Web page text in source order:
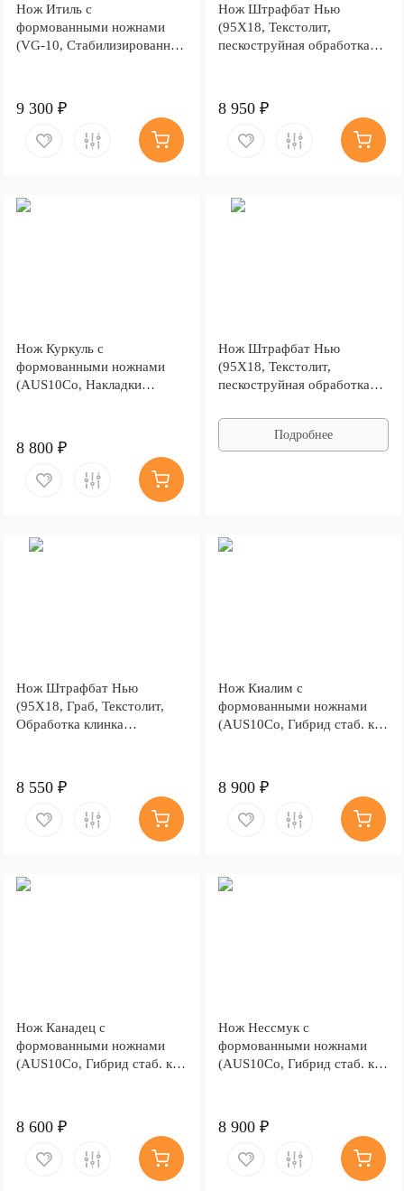
Нож Итиль с
формованными ножнами
(VG-10, Стабилизированный
Stonewash)
9 300 ₽
Нож Штрафбат Нью
(95Х18, Текстолит,
пескоструйная обработка
Stonewash)
8 950 ₽
Нож Куркуль с
формованными ножнами
(AUS10Co, Накладки
8 800 ₽
Нож Штрафбат Нью
(95Х18, Текстолит,
пескоструйная обработка
Подробнее
Нож Штрафбат Нью
(95Х18, Граб, Текстолит,
Обработка клинка
8 550 ₽
Нож Киалим с
формованными ножнами
(AUS10Co, Гибрид стаб. кап
8 900 ₽
Нож Канадец с
формованными ножнами
(AUS10Co, Гибрид стаб. кап
8 600 ₽
Нож Нессмук с
формованными ножнами
(AUS10Co, Гибрид стаб. кап
8 900 ₽